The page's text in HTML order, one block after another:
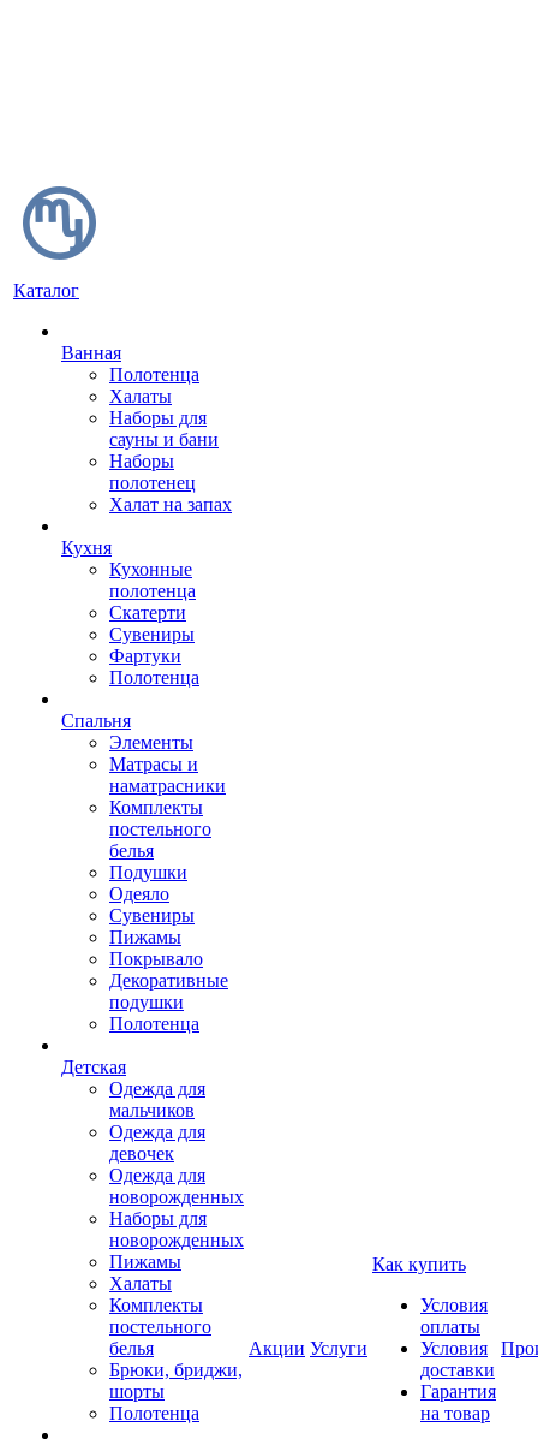
Каталог
Ванная
Полотенца
Халаты
Наборы для
сауны и бани
Наборы
полотенец
Халат на запах
Кухня
Кухонные
полотенца
Скатерти
Сувениры
Фартуки
Полотенца
Спальня
Элементы
Матрасы и
наматрасники
Комплекты
постельного
белья
Подушки
Одеяло
Сувениры
Пижамы
Покрывало
Декоративные
подушки
Полотенца
Детская
Одежда для
мальчиков
Одежда для
девочек
Одежда для
новорожденных
Наборы для
новорожденных
Пижамы
Халаты
Комплекты
постельного
белья
Брюки, бриджи,
шорты
Полотенца
Акции Услуги
Как купить
Условия
оплаты
Условия
доставки
Гарантия
на товар